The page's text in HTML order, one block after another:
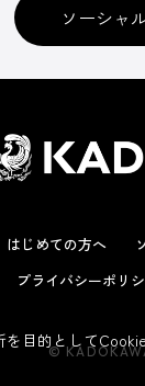
ソーシャ
はじめての方へ
プライバシーポリ
©
目的として